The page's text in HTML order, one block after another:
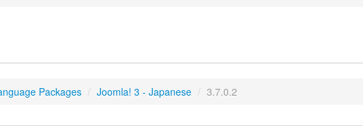
Packages / Joomla! 3 - Japanese / 3.7.0.2